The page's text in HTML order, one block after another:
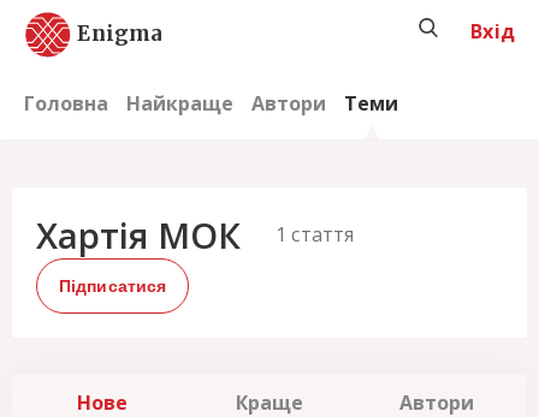
Enigma
Головна Найкраще Автори Теми
Вхід
Хартія МОК 1 стаття
Підписатися
Нове Краще Автори